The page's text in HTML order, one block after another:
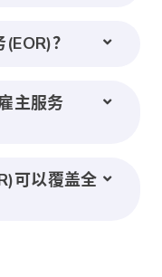
？
主服务
可以覆盖全